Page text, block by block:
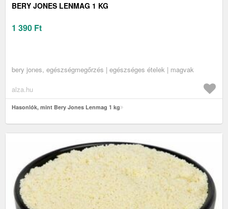
BERY JONES LENMAG 1 KG
1 390 Ft
bery jones, egészségmegőrzés | egészséges ételek | magvak
alza.hu
Hasonlók, mint Bery Jones Lenmag 1 kg